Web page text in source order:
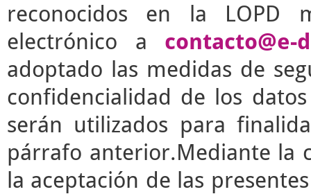
reconocidos en la LOPD
electrónico a contacto@e-
adoptado las medidas de
confidencialidad de los
serán utilizados para
párrafo anterior.Mediante la
la aceptación de las